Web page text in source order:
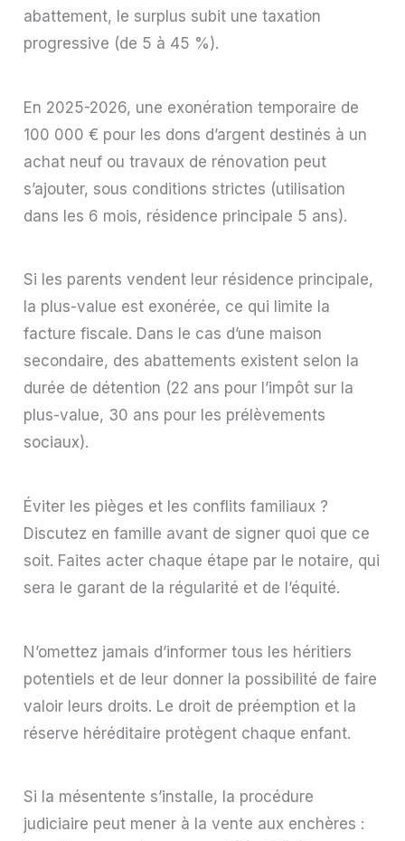
abattement, le surplus subit une taxation
progressive (de 5 à 45 %).
En 2025-2026, une exonération temporaire de
100 000 € pour les dons d’argent destinés à un
achat neuf ou travaux de rénovation peut
s’ajouter, sous conditions strictes (utilisation
dans les 6 mois, résidence principale 5 ans).
Si les parents vendent leur résidence principale,
la plus-value est exonérée, ce qui limite la
facture fiscale. Dans le cas d’une maison
secondaire, des abattements existent selon la
durée de détention (22 ans pour l’impôt sur la
plus-value, 30 ans pour les prélèvements
sociaux).
Éviter les pièges et les conflits familiaux ?
Discutez en famille avant de signer quoi que ce
soit. Faites acter chaque étape par le notaire, qui
sera le garant de la régularité et de l’équité.
N’omettez jamais d’informer tous les héritiers
potentiels et de leur donner la possibilité de faire
valoir leurs droits. Le droit de préemption et la
réserve héréditaire protègent chaque enfant.
Si la mésentente s’installe, la procédure
judiciaire peut mener à la vente aux enchères :